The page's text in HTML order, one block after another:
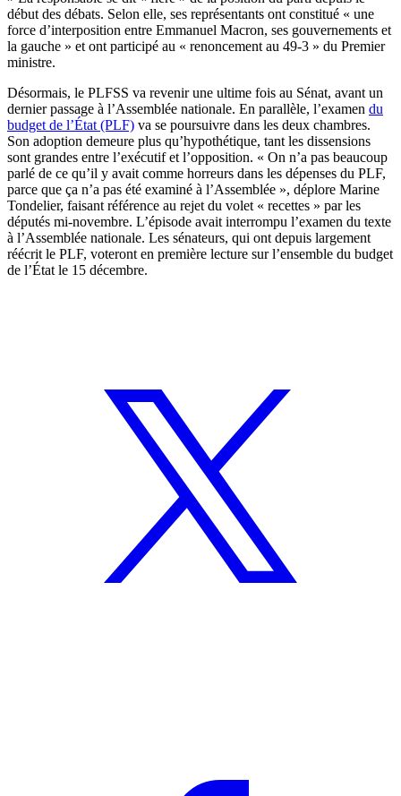
début des débats. Selon elle, ses représentants ont constitué « une
force d’interposition entre Emmanuel Macron, ses gouvernements et
la gauche » et ont participé au « renoncement au 49-3 » du Premier
ministre.
Désormais, le PLFSS va revenir une ultime fois au Sénat, avant un
dernier passage à l’Assemblée nationale. En parallèle, l’examen du
budget de l’État (PLF) va se poursuivre dans les deux chambres.
Son adoption demeure plus qu’hypothétique, tant les dissensions
sont grandes entre l’exécutif et l’opposition. « On n’a pas beaucoup
parlé de ce qu’il y avait comme horreurs dans les dépenses du PLF,
parce que ça n’a pas été examiné à l’Assemblée », déplore Marine
Tondelier, faisant référence au rejet du volet « recettes » par les
députés mi-novembre. L’épisode avait interrompu l’examen du texte
à l’Assemblée nationale. Les sénateurs, qui ont depuis largement
réécrit le PLF, voteront en première lecture sur l’ensemble du budget
de l’État le 15 décembre.